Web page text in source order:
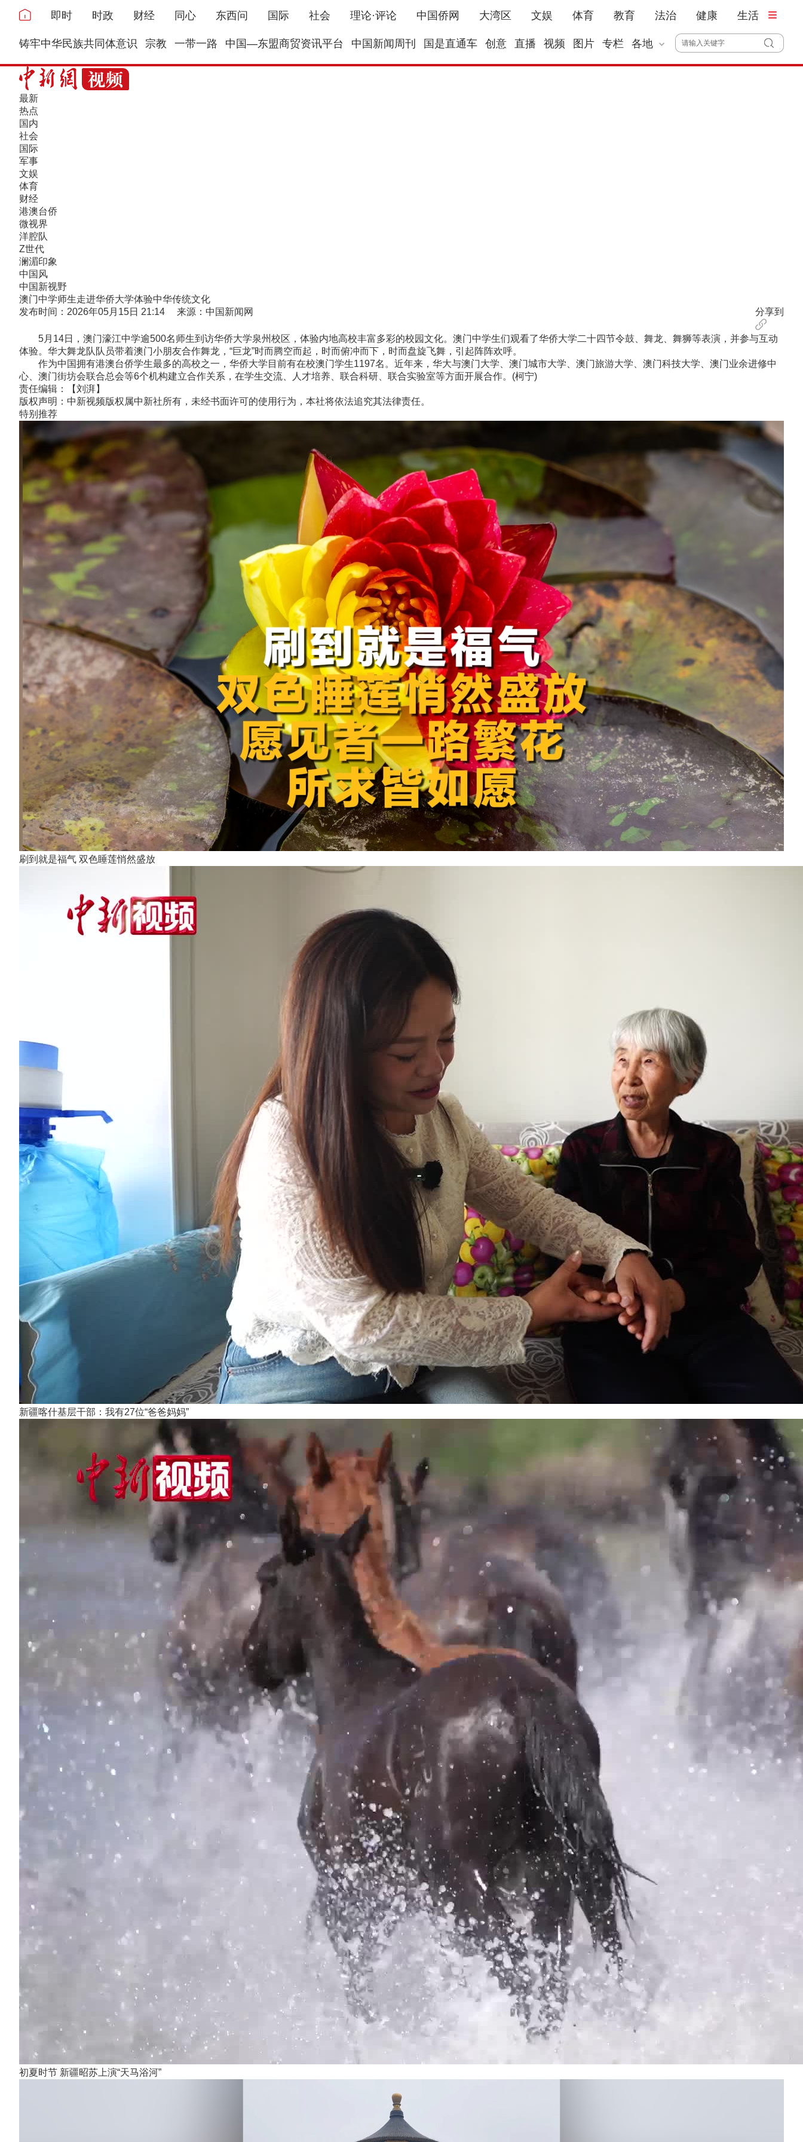
即时 时政 财经 同心 东西问 国际 社会 理论·评论 中国侨网 大湾区 文娱 体育 教育 法治 健康 生活
铸牢中华民族共同体意识 宗教 一带一路 中国—东盟商贸资讯平台 中国新闻周刊 国是直通车 创意 直播 视频 图片 专栏 各地
最新
热点
国内
社会
国际
军事
文娱
体育
财经
港澳台侨
微视界
洋腔队
Z世代
澜湄印象
中国风
中国新视野
澳门中学师生走进华侨大学体验中华传统文化
发布时间：2026年05月15日 21:14 来源：中国新闻网
分享到
5月14日，澳门濠江中学逾500名师生到访华侨大学泉州校区，体验内地高校丰富多彩的校园文化。澳门中学生们观看了华侨大学二十四节令鼓、舞龙、舞狮等表演，并参与互动
体验。华大舞龙队队员带着澳门小朋友合作舞龙，“巨龙”时而腾空而起，时而俯冲而下，时而盘旋飞舞，引起阵阵欢呼。
作为中国拥有港澳台侨学生最多的高校之一，华侨大学目前有在校澳门学生1197名。近年来，华大与澳门大学、澳门城市大学、澳门旅游大学、澳门科技大学、澳门业余进修中
心、澳门街坊会联合总会等6个机构建立合作关系，在学生交流、人才培养、联合科研、联合实验室等方面开展合作。(柯宁)
责任编辑：【刘湃】
版权声明：中新视频版权属中新社所有，未经书面许可的使用行为，本社将依法追究其法律责任。
特别推荐
刷到就是福气 双色睡莲悄然盛放
新疆喀什基层干部：我有27位“爸爸妈妈”
初夏时节 新疆昭苏上演“天马浴河”